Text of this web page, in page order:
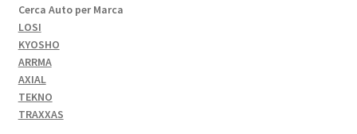
Cerca Auto per Marca
LOSI
KYOSHO
ARRMA
AXIAL
TEKNO
TRAXXAS